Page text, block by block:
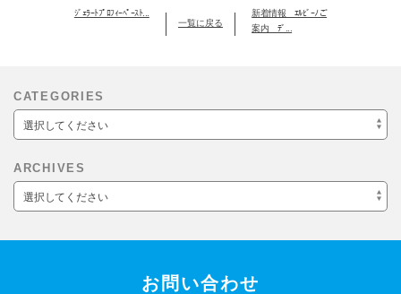
ｼﾞｪﾗｰﾄﾌﾟﾛﾌｨｰﾍﾟｰｽﾄ...
一覧に戻る
新着情報 ｴﾙﾋﾞｰﾉご
案内 ﾃﾞ...
CATEGORIES
選択してください
ARCHIVES
選択してください
お問い合わせ